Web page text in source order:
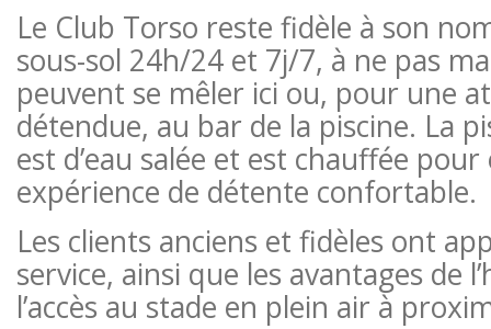
Le Club Torso reste fidèle à son
sous-sol 24h/24 et 7j/7, à ne pas
peuvent se mêler ici ou, pour une
détendue, au bar de la piscine. La
est d’eau salée et est chauffée
expérience de détente confortable.
Les clients anciens et fidèles ont
service, ainsi que les avantages de
l’accès au stade en plein air à